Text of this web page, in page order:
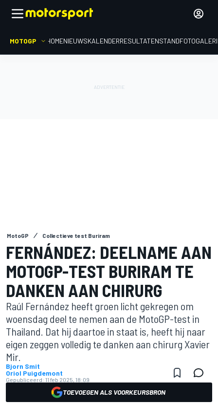
MOTOGP HOMENIEUWSKALENDERRESULTATENSTAND
MotoGP Collectieve test Buriram
FERNÁNDEZ: DEELNAME AAN
MOTOGP-TEST BURIRAM TE
DANKEN AAN CHIRURG
Raúl Fernández heeft groen licht gekregen om
woensdag deel te nemen aan de MotoGP-test in
Thailand. Dat hij daartoe in staat is, heeft hij naar
eigen zeggen volledig te danken aan chirurg Xavier
Mir.
Bjorn Smit
Oriol Puigdemont
Gepubliceerd: 11 feb 2025, 18:09
TOEVOEGEN ALS VOORKEURSBRON